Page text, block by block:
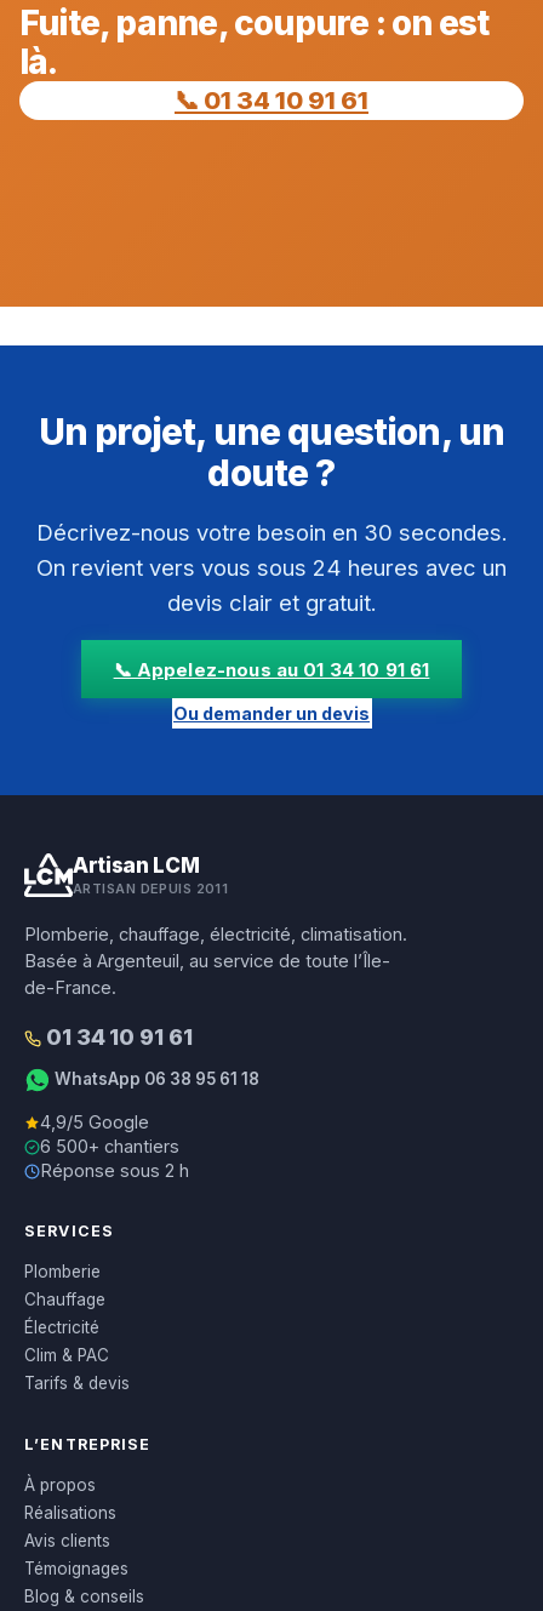
Fuite, panne, coupure : on est
là.
📞 01 34 10 91 61
Un projet, une question, un
doute ?
Décrivez-nous votre besoin en 30 secondes.
On revient vers vous sous 24 heures avec un
devis clair et gratuit.
📞 Appelez-nous au 01 34 10 91 61
Ou demander un devis
Artisan LCM
ARTISAN DEPUIS 2011
Plomberie, chauffage, électricité, climatisation.
Basée à Argenteuil, au service de toute l’Île-
de-France.
01 34 10 91 61
WhatsApp 06 38 95 61 18
4,9/5 Google
6 500+ chantiers
Réponse sous 2 h
SERVICES
Plomberie
Chauffage
Électricité
Clim & PAC
Tarifs & devis
L’ENTREPRISE
À propos
Réalisations
Avis clients
Témoignages
Blog & conseils